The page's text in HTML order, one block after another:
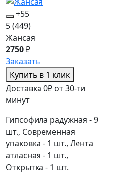
+55
5(449)
Жансая
2750₽
Заказать
Купить в 1 клик
Доставка 0₽ от 30-ти
минут
Гипсофила радужная - 9
шт., Современная
упаковка - 1 шт., Лента
атласная - 1 шт.,
Открытка - 1 шт.